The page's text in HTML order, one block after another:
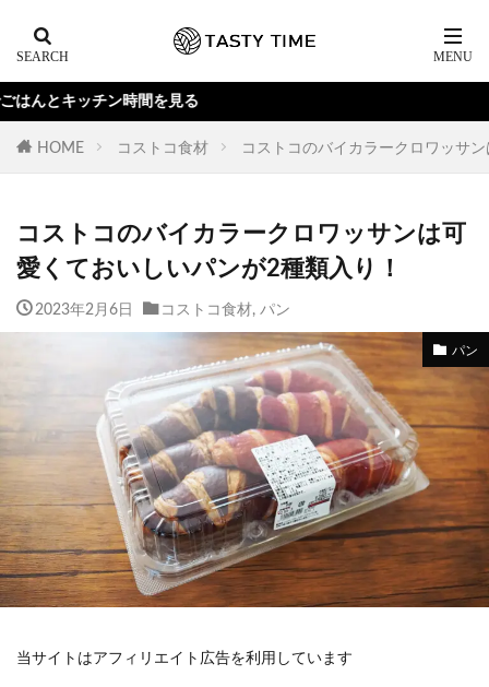
を見る
HOME コストコ食材 コストコのバイカラークロワッサ
コストコのバイカラークロワッサンは可
愛くておいしいパンが2種類入り！
2023年2月6日 コストコ食材, パン
パン
当サイトはアフィリエイト広告を利用しています